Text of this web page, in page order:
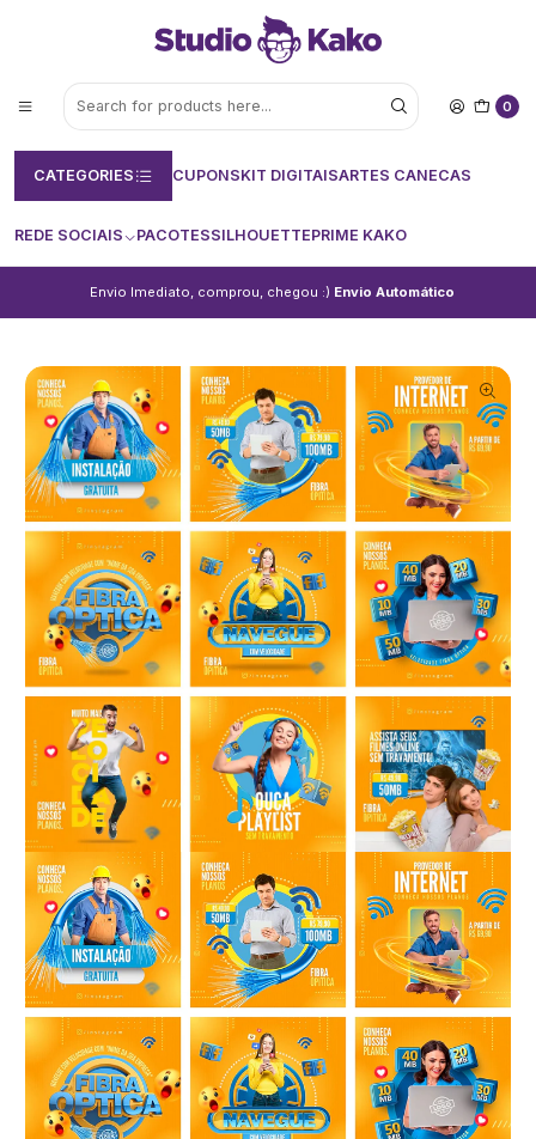
0
CATEGORIES CUPONSKIT DIGITAISARTES CANECAS
REDE SOCIAIS PACOTESSILHOUETTEPRIME KAKO
Envio Imediato, comprou, chegou :) Envio Automático